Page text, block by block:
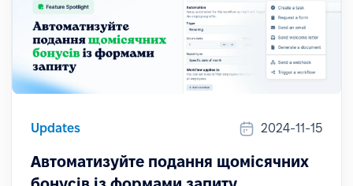
Updates 2024-11-15
Автоматизуйте подання щомісячних